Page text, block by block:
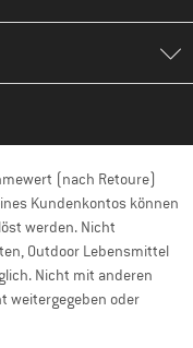
(nach Retoure)
Kundenkontos können
werden. Nicht
Outdoor Lebensmittel
Nicht mit anderen
weitergegeben oder